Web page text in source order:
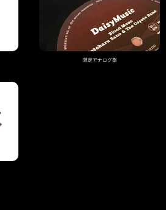
限定アナログ盤